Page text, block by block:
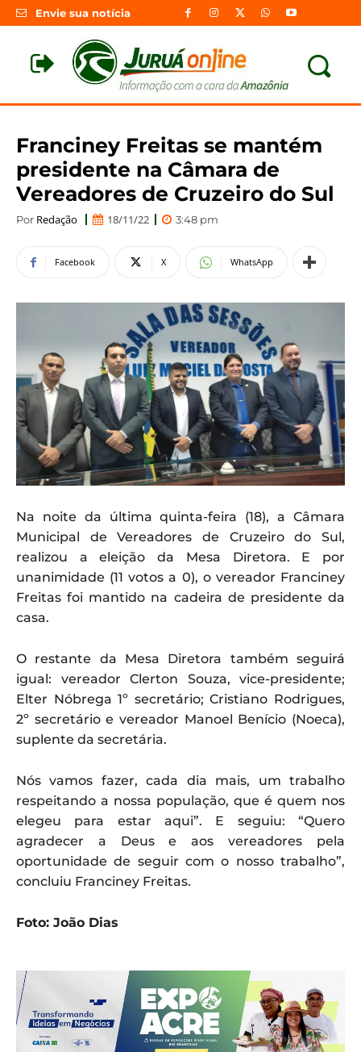
Envie sua notícia
Franciney Freitas se mantém
presidente na Câmara de
Vereadores de Cruzeiro do Sul
Por Redação 18/11/22 3:48 pm
Facebook X WhatsApp
Na noite da última quinta-feira (18), a Câmara
Municipal de Vereadores de Cruzeiro do Sul,
realizou a eleição da Mesa Diretora. E por
unanimidade (11 votos a 0), o vereador Franciney
Freitas foi mantido na cadeira de presidente da
casa.
O restante da Mesa Diretora também seguirá
igual: vereador Clerton Souza, vice-presidente;
Elter Nóbrega 1º secretário; Cristiano Rodrigues,
2º secretário e vereador Manoel Benício (Noeca),
suplente da secretária.
Nós vamos fazer, cada dia mais, um trabalho
respeitando a nossa população, que é quem nos
elegeu para estar aqui”. E seguiu: “Quero
agradecer a Deus e aos vereadores pela
oportunidade de seguir com o nosso trabalho”,
concluiu Franciney Freitas.
Foto: João Dias